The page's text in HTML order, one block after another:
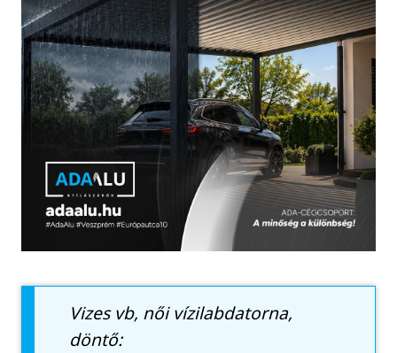
Vizes vb, női vízilabdatorna,
döntő: